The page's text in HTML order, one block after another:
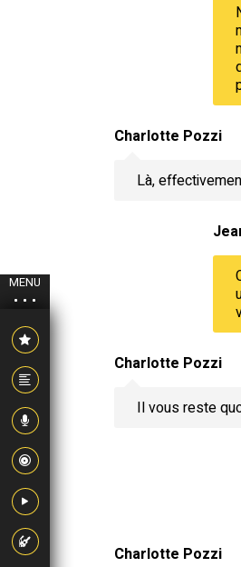
MENU
Charlotte Pozzi
Là,
Charlotte Pozzi
Il vous reste
Charlotte Pozzi